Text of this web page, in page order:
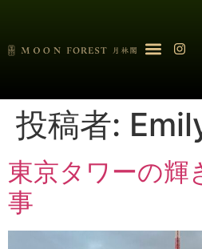
投稿者:
東京タワーの輝
事